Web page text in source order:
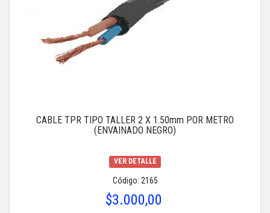
CABLE TPR TIPO TALLER 2 X 1.50mm POR METRO
(ENVAINADO NEGRO)
VER DETALLE
Código: 2165
$3.000,00